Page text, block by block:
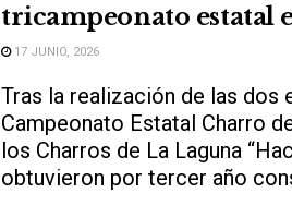
tricampeonato estatal
17 JUNIO, 2026
Tras la realización de las dos
Campeonato Estatal Charro
los Charros de La Laguna
obtuvieron por tercer año